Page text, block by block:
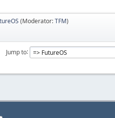
(Moderator:TFM)
Jump to